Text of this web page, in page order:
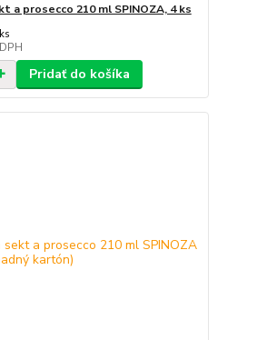
a prosecco 210 ml SPINOZA, 4 ks
Pridať do košíka